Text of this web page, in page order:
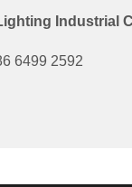
Industrial
6499 2592